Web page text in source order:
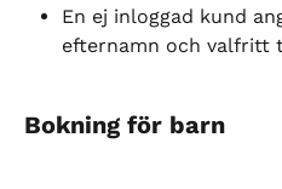
En ej inloggad kund
efternamn och valfritt
Bokning för barn